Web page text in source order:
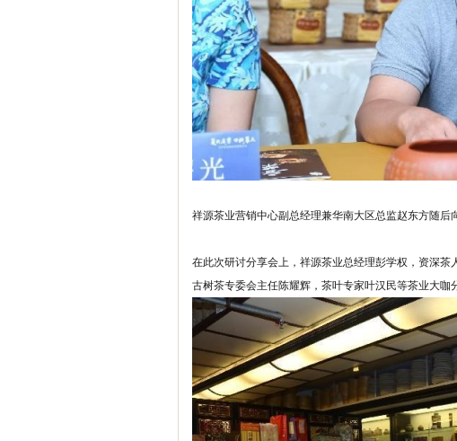
祥源茶业营销中心副总经理兼华南大区总监赵东方随后
在此次研讨分享会上，祥源茶业总经理彭学权，资深
古树茶专委会主任陈耀辉，茶叶专家叶汉民等茶业大咖